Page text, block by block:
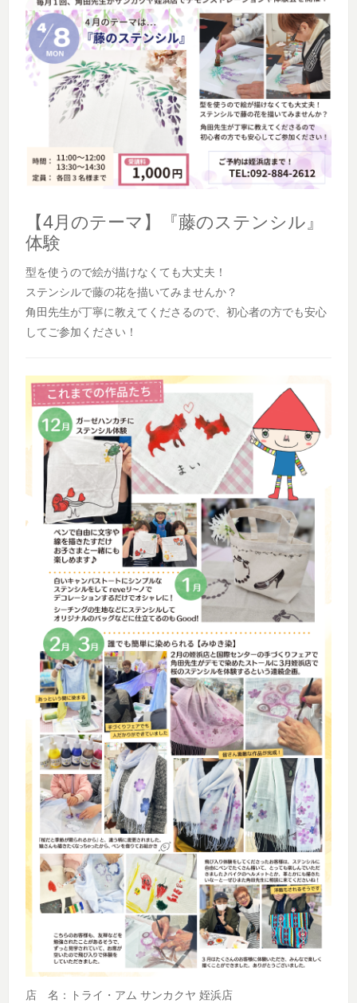
【4月のテーマ】『藤のステンシル』
体験
型を使うので絵が描けなくても大丈夫！
ステンシルで藤の花を描いてみませんか？
角田先生が丁寧に教えてくださるので、初心者の方でも安心
してご参加ください！
店 名：トライ・アム サンカクヤ 姪浜店